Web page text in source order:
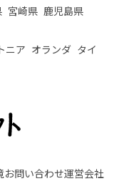
宮崎県 鹿児島県
ニア オランダ タイ
お問い合わせ運営会社